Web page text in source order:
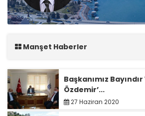
Manşet Haberler
Başkanımız
Özdemir’...
27 Haziran 2020